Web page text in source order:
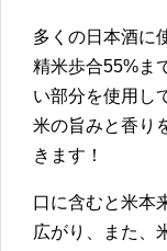
多くの日本酒に
精米歩合55%ま
い部分を使用し
米の旨みと香り
きます！
口に含むと米本
広がり、また、